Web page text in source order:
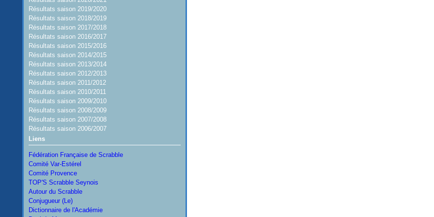
Résultats saison 2019/2020
Résultats saison 2018/2019
Résultats saison 2017/2018
Résultats saison 2016/2017
Résultats saison 2015/2016
Résultats saison 2014/2015
Résultats saison 2013/2014
Résultats saison 2012/2013
Résultats saison 2011/2012
Résultats saison 2010/2011
Résultats saison 2009/2010
Résultats saison 2008/2009
Résultats saison 2007/2008
Résultats saison 2006/2007
Liens
Fédération Française de Scrabble
Comité Var-Estérel
Comité Provence
TOP'S Scrabble Seynois
Autour du Scrabble
Conjugueur (Le)
Dictionnaire de l'Académie